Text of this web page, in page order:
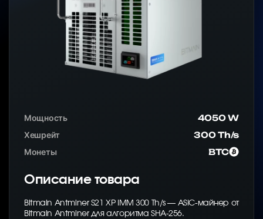
Мощность
4050 W
Хешрейт
300 Th/s
Монеты
BTC
Описание товара
Bitmain Antminer S21 XP IMM 300 Th/s — ASIC-майнер от
Bitmain Antminer для алгоритма SHA-256.